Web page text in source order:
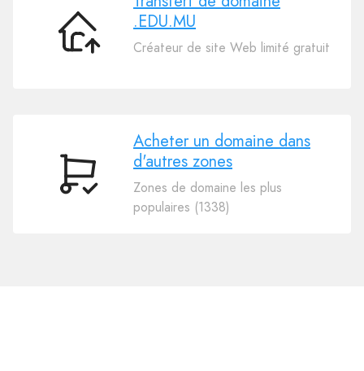
Transfert
de
.EDU.MU
Créateur de site Web limité gratuit
Acheter
Acheter un domaine dans
d'autres zones
Zones de domaine les plus
populaires (1338)